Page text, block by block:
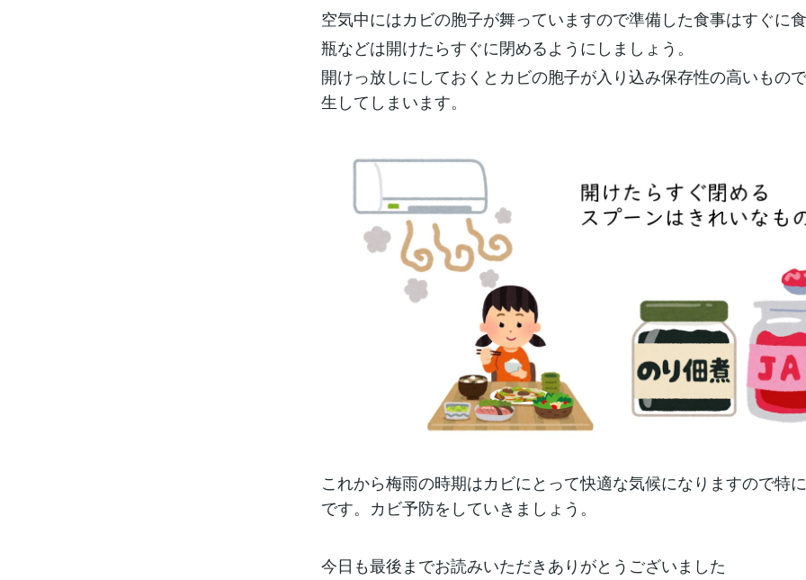
空気中にはカビの胞子が舞っていますので準備した食事はすぐに食
瓶などは開けたらすぐに閉めるようにしましょう。
開けっ放しにしておくとカビの胞子が入り込み保存性の高いもの
生してしまいます。
これから梅雨の時期はカビにとって快適な気候になりますので特
です。カビ予防をしていきましょう。
今日も最後までお読みいただきありがとうございました